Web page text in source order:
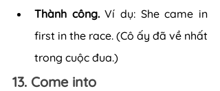
Thành công. Ví dụ: She came in
first in the race. (Cô ấy đã về nhất
trong cuộc đua.)
13. Come into